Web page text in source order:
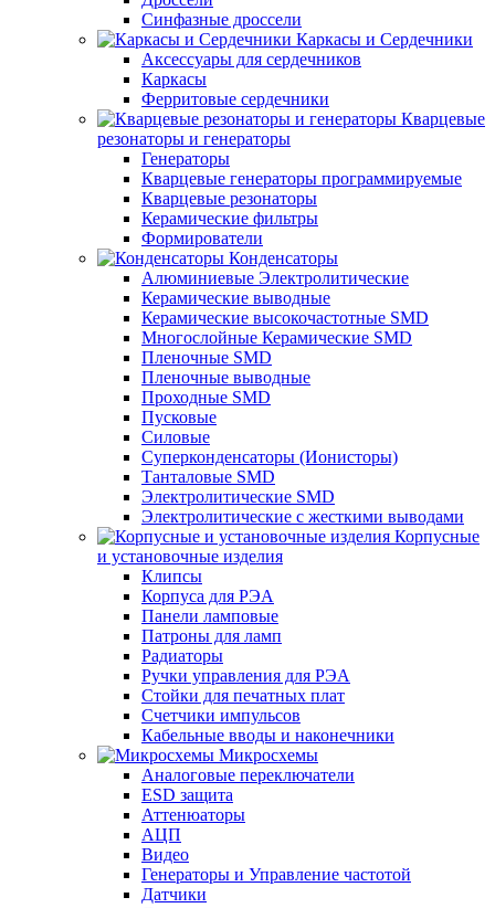
Синфазные дроссели
Каркасы и Сердечники
Аксессуары для сердечников
Каркасы
Ферритовые сердечники
Кварцевые
резонаторы и генераторы
Генераторы
Кварцевые генераторы программируемые
Кварцевые резонаторы
Керамические фильтры
Формирователи
Конденсаторы
Алюминиевые Электролитические
Керамические выводные
Керамические высокочастотные SMD
Многослойные Керамические SMD
Пленочные SMD
Пленочные выводные
Проходные SMD
Пусковые
Силовые
Суперконденсаторы (Ионисторы)
Танталовые SMD
Электролитические SMD
Электролитические с жесткими выводами
Корпусные
и установочные изделия
Клипсы
Корпуса для РЭА
Панели ламповые
Патроны для ламп
Радиаторы
Ручки управления для РЭА
Стойки для печатных плат
Счетчики импульсов
Кабельные вводы и наконечники
Микросхемы
Аналоговые переключатели
ESD защита
Аттенюаторы
АЦП
Видео
Генераторы и Управление частотой
Датчики